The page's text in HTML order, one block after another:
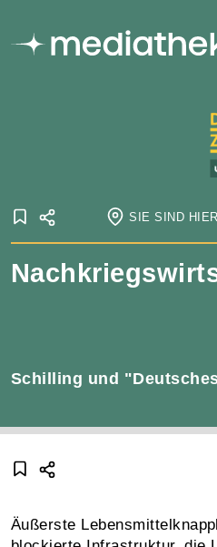
SIE SIND HIER
Startseite Onlineausstellungen
Die Errichtung der zweiten
Schilling und
Äußerste